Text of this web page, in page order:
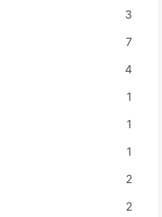
3
7
4
1
1
1
2
2